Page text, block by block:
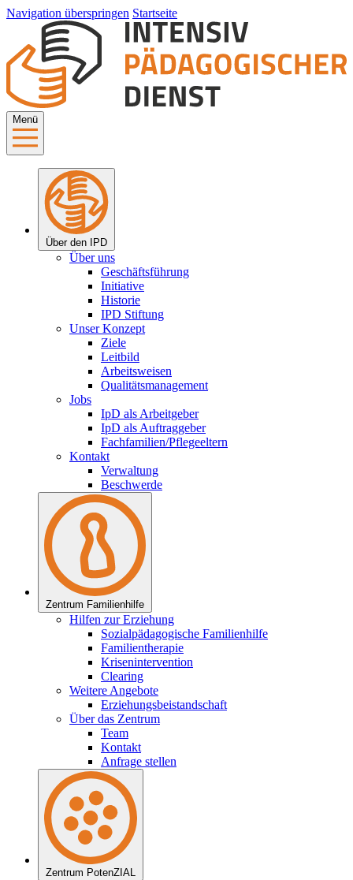
Navigation überspringen Startseite
Menü
Über den IPD
Über uns
Geschäftsführung
Initiative
Historie
IPD Stiftung
Unser Konzept
Ziele
Leitbild
Arbeitsweisen
Qualitätsmanagement
Jobs
IpD als Arbeitgeber
IpD als Auftraggeber
Fachfamilien/Pflegeeltern
Kontakt
Verwaltung
Beschwerde
Zentrum Familienhilfe
Hilfen zur Erziehung
Sozialpädagogische Familienhilfe
Familientherapie
Krisenintervention
Clearing
Weitere Angebote
Erziehungsbeistandschaft
Über das Zentrum
Team
Kontakt
Anfrage stellen
Zentrum PotenZIAL